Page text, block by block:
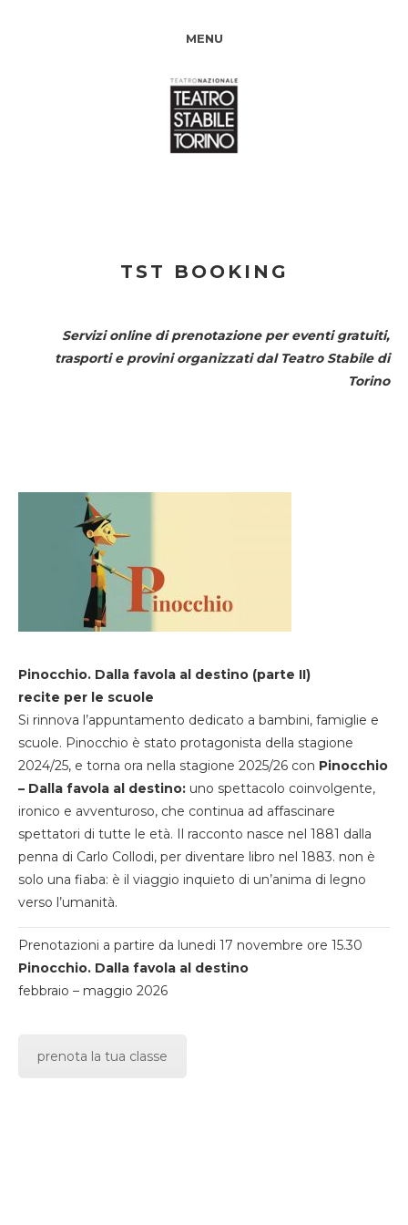
MENU
TST BOOKING
Servizi online di prenotazione per eventi gratuiti,
trasporti e provini organizzati dal Teatro Stabile di
Torino
Pinocchio. Dalla favola al destino (parte II)
recite per le scuole
Si rinnova l’appuntamento dedicato a bambini, famiglie e
scuole. Pinocchio è stato protagonista della stagione
2024/25, e torna ora nella stagione 2025/26 con Pinocchio
– Dalla favola al destino: uno spettacolo coinvolgente,
ironico e avventuroso, che continua ad affascinare
spettatori di tutte le età. Il racconto nasce nel 1881 dalla
penna di Carlo Collodi, per diventare libro nel 1883. non è
solo una fiaba: è il viaggio inquieto di un’anima di legno
verso l’umanità.
Prenotazioni a partire da lunedi 17 novembre ore 15.30
Pinocchio. Dalla favola al destino
febbraio – maggio 2026
prenota la tua classe